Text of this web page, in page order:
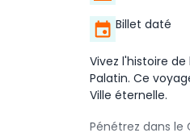
Billet daté
Vivez l'histoire
Palatin. Ce
Ville éternelle.
Pénétrez dans